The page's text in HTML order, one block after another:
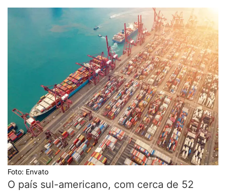
Foto: Envato
O país sul-americano, com cerca de 52